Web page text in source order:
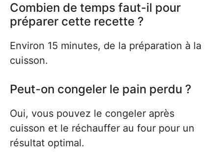
Combien de temps faut-il pour
préparer cette recette ?
Environ 15 minutes, de la préparation à la
cuisson.
Peut-on congeler le pain perdu ?
Oui, vous pouvez le congeler après
cuisson et le réchauffer au four pour un
résultat optimal.